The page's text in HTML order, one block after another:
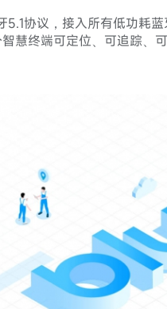
协议，接入所有低功耗
慧终端可定位、可追踪、